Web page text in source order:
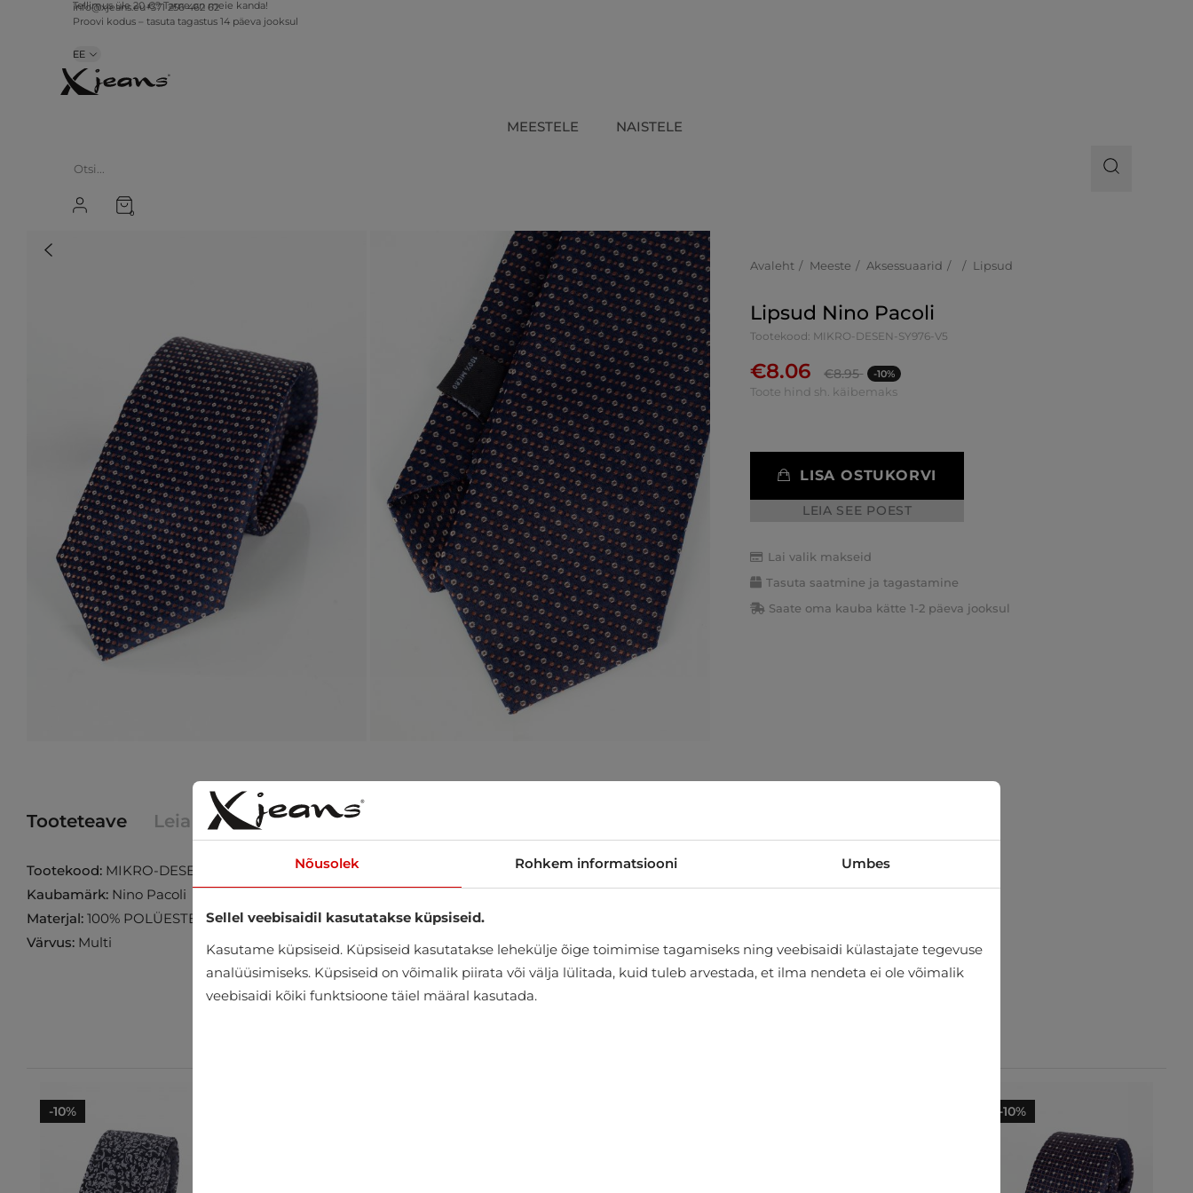
info@xjeans.eu+371 256 462 62
Tellimus üle 20 €? Tarne on meie kanda!
Proovi kodus – tasuta tagastus 14 päeva jooksul
EE
MEESTELE NAISTELE
0
Avaleht Meeste Aksessuaarid Lipsud
Lipsud Nino Pacoli
Tootekood: MIKRO-DESEN-SY976-V5
€8.06 €8.95 -10%
Toote hind sh. käibemaks
LISA OSTUKORVI
LEIA SEE POEST
Lai valik makseid
Tasuta saatmine ja tagastamine
Saate oma kauba kätte 1-2 päeva jooksul
Tooteteave Leia toode poest
Tootekood: MIKRO-DESEN-SY976-V5
Kaubamärk: Nino Pacoli
Materjal: 100% POLÜESTER
Värvus: Multi
-10% -10%
Nõusolek Rohkem informatsiooni Umbes
Sellel veebisaidil kasutatakse küpsiseid.
Kasutame küpsiseid. Küpsiseid kasutatakse lehekülje õige toimimise tagamiseks ning veebisaidi külastajate tegevuse
analüüsimiseks. Küpsiseid on võimalik piirata või välja lülitada, kuid tuleb arvestada, et ilma nendeta ei ole võimalik
veebisaidi kõiki funktsioone täiel määral kasutada.